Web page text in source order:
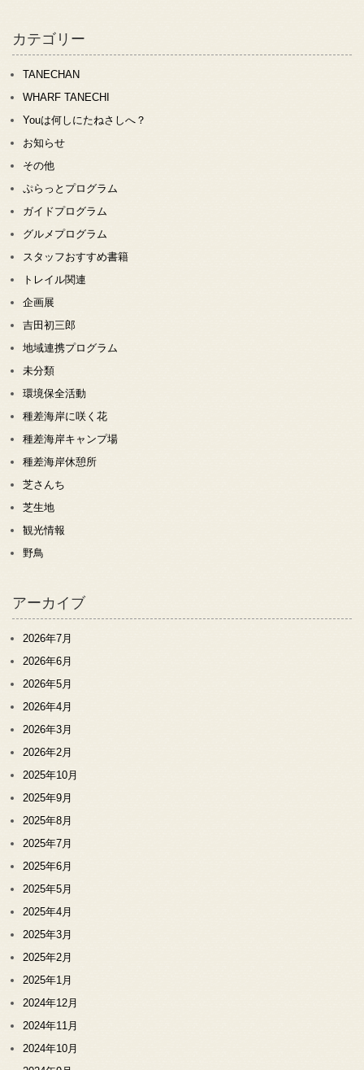
カテゴリー
TANECHAN
WHARF TANECHI
Youは何しにたねさしへ？
お知らせ
その他
ぷらっとプログラム
ガイドプログラム
グルメプログラム
スタッフおすすめ書籍
トレイル関連
企画展
吉田初三郎
地域連携プログラム
未分類
環境保全活動
種差海岸に咲く花
種差海岸キャンプ場
種差海岸休憩所
芝さんち
芝生地
観光情報
野鳥
アーカイブ
2026年7月
2026年6月
2026年5月
2026年4月
2026年3月
2026年2月
2025年10月
2025年9月
2025年8月
2025年7月
2025年6月
2025年5月
2025年4月
2025年3月
2025年2月
2025年1月
2024年12月
2024年11月
2024年10月